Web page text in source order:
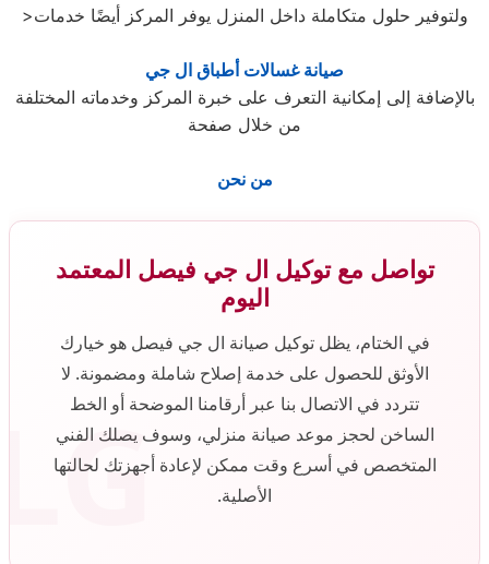
>ولتوفير حلول متكاملة داخل المنزل يوفر المركز أيضًا خدمات
صيانة غسالات أطباق ال جي
بالإضافة إلى إمكانية التعرف على خبرة المركز وخدماته المختلفة
من خلال صفحة
من نحن
تواصل مع توكيل ال جي فيصل المعتمد
اليوم
في الختام، يظل توكيل صيانة ال جي فيصل هو خيارك
الأوثق للحصول على خدمة إصلاح شاملة ومضمونة. لا
تتردد في الاتصال بنا عبر أرقامنا الموضحة أو الخط
الساخن لحجز موعد صيانة منزلي، وسوف يصلك الفني
المتخصص في أسرع وقت ممكن لإعادة أجهزتك لحالتها
الأصلية.